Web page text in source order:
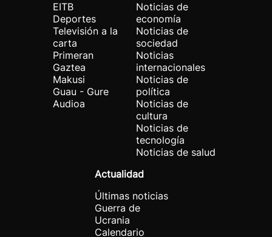
EITB
Deportes
Televisión a la
carta
Primeran
Gaztea
Makusi
Guau - Gure
Audioa
Noticias de
economía
Noticias de
sociedad
Noticias
internacionales
Noticias de
política
Noticias de
cultura
Noticias de
tecnología
Noticias de salud
Actualidad
Últimas noticias
Guerra de
Ucrania
Calendario